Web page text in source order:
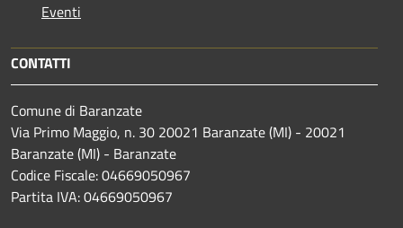
Eventi
CONTATTI
Comune di Baranzate
Via Primo Maggio, n. 30 20021 Baranzate (MI) - 20021
Baranzate (MI) - Baranzate
Codice Fiscale: 04669050967
Partita IVA: 04669050967